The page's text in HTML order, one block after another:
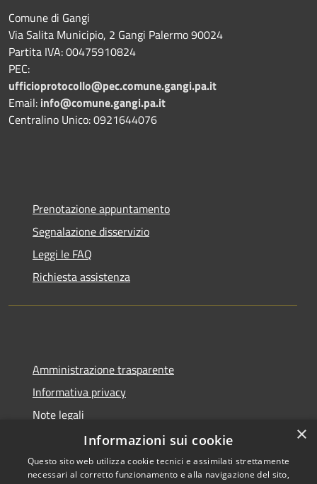
Comune di Gangi
Via Salita Municipio, 2 Gangi Palermo 90024
Partita IVA: 00475910824
PEC:
ufficioprotocollo@pec.comune.gangi.pa.it
Email: info@comune.gangi.pa.it
Centralino Unico: 0921644076
Prenotazione appuntamento
Segnalazione disservizio
Leggi le FAQ
Richiesta assistenza
Amministrazione trasparente
Informativa privacy
Note legali
Dichiarazione di accessibilità
×
Informazioni sui cookie
Questo sito web utilizza cookie tecnici e assimilati strettamente
necessari al corretto funzionamento e alla navigazione del sito,